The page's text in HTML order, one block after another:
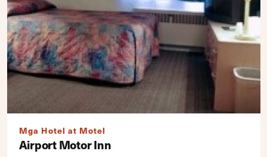
Mga Hotel at Motel
Airport Motor Inn